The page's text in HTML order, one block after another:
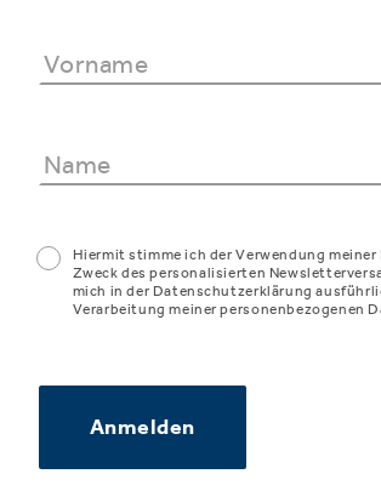
Hiermit stimme ich der Verwendung meiner
Zweck des personalisierten
mich in der Datenschutzerklärung
Verarbeitung meiner personenbezogenen
Anmelden